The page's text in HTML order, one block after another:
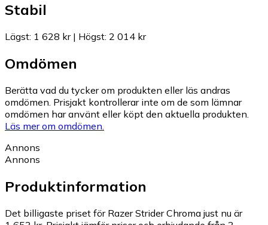
Stabil
Lägst: 1 628 kr| Högst: 2 014 kr
Omdömen
Berätta vad du tycker om produkten eller läs andras
omdömen. Prisjakt kontrollerar inte om de som lämnar
omdömen har använt eller köpt den aktuella produkten.
Läs mer om omdömen.
Annons
Annons
Produktinformation
Det billigaste priset för Razer Strider Chroma just nu är